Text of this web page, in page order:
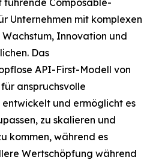
Composable-
Unternehmen mit komplexen
Innovation und
Das
API-First-Modell von
anspruchsvolle
und ermöglicht es
zu skalieren und
kommen, während es
Wertschöpfung während